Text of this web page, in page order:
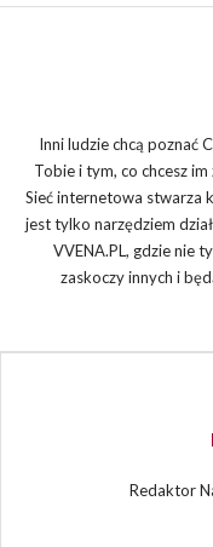
Inni ludzie chcą poznać
Tobie i tym, co chcesz
Sieć internetowa stwarza
jest tylko narzędziem
VVENA.PL, gdzie nie
zaskoczy innych i
Redaktor